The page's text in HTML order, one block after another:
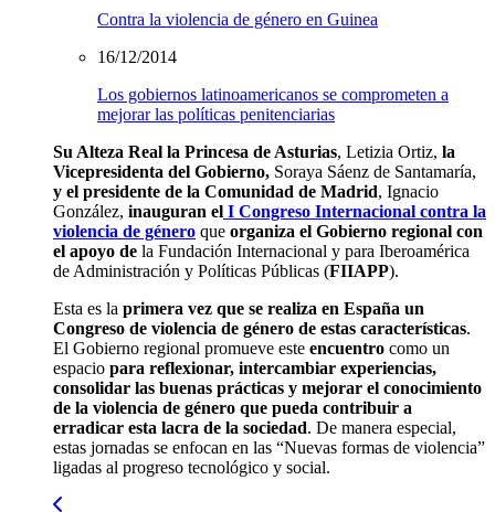
Contra la violencia de género en Guinea
16/12/2014
Los gobiernos latinoamericanos se comprometen a
mejorar las políticas penitenciarias
Su Alteza Real la Princesa de Asturias, Letizia Ortiz, la
Vicepresidenta del Gobierno, Soraya Sáenz de Santamaría,
y el presidente de la Comunidad de Madrid, Ignacio
González, inauguran el I Congreso Internacional contra la
violencia de género que organiza el Gobierno regional con
el apoyo de la Fundación Internacional y para Iberoamérica
de Administración y Políticas Públicas (FIIAPP).
Esta es la primera vez que se realiza en España un
Congreso de violencia de género de estas características.
El Gobierno regional promueve este encuentro como un
espacio para reflexionar, intercambiar experiencias,
consolidar las buenas prácticas y mejorar el conocimiento
de la violencia de género que pueda contribuir a
erradicar esta lacra de la sociedad. De manera especial,
estas jornadas se enfocan en las “Nuevas formas de violencia”
ligadas al progreso tecnológico y social.